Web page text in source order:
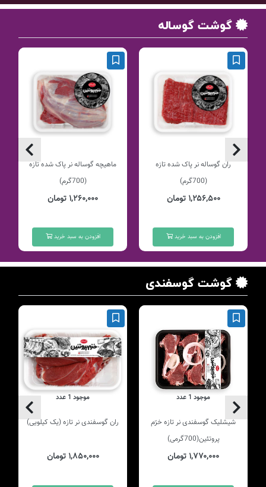
گوشت گوساله
ران گوساله نر پاک شده تازه
(700گرم)
۱,۲۵۶,۵۰۰ تومان
افزودن به سبد خرید
ماهیچه گوساله نر پاک شده تازه
(700گرم)
۱,۲۶۰,۰۰۰ تومان
افزودن به سبد خرید
گوشت گوسفندی
موجود 1 عدد
شیشلیک گوسفندی نر تازه خرّم
پروتئین(700گرمی)
۱,۷۷۰,۰۰۰ تومان
موجود 1 عدد
ران گوسفندی نر تازه (یک کیلویی)
۱,۸۵۰,۰۰۰ تومان